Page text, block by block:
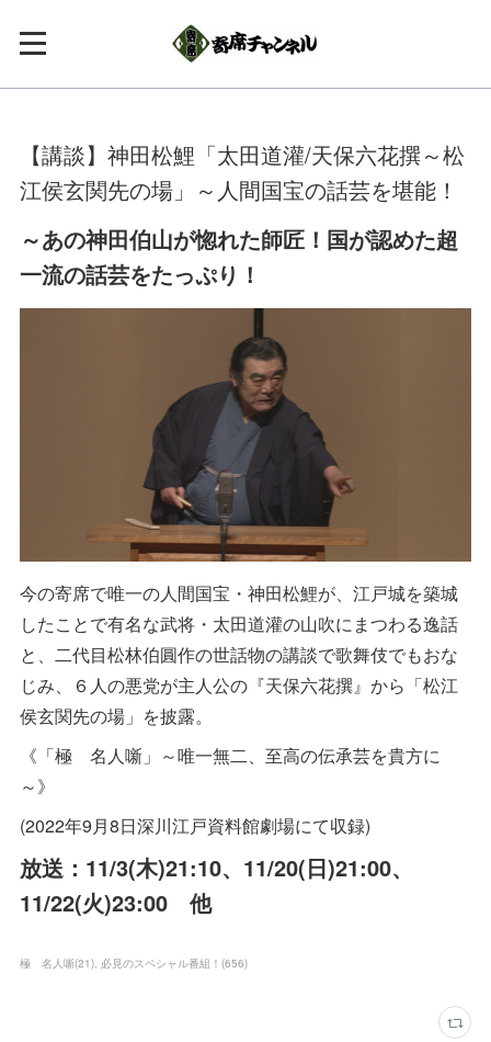
【講談】神田松鯉「太田道灌/天保六花撰～松
江侯玄関先の場」～人間国宝の話芸を堪能！
～あの神田伯山が惚れた師匠！国が認めた超
一流の話芸をたっぷり！
今の寄席で唯一の人間国宝・神田松鯉が、江戸城を築城
したことで有名な武将・太田道灌の山吹にまつわる逸話
と、二代目松林伯圓作の世話物の講談で歌舞伎でもおな
じみ、６人の悪党が主人公の『天保六花撰』から「松江
侯玄関先の場」を披露。
《「極 名人噺」～唯一無二、至高の伝承芸を貴方に
～》
(2022年9月8日深川江戸資料館劇場にて収録)
放送：11/3(木)21:10、11/20(日)21:00、
11/22(火)23:00 他
極 名人噺(21) 必見のスペシャル番組！ (656)